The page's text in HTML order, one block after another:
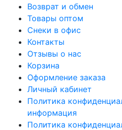
Возврат и обмен
Товары оптом
Снеки в офис
Контакты
Отзывы о нас
Корзина
Оформление заказа
Личный кабинет
Политика
информация
Политика